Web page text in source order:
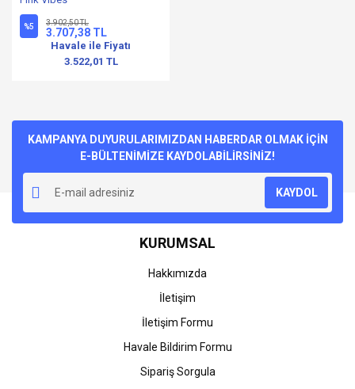
%5 3.902,50 TL
3.707,38 TL
Havale ile Fiyatı
3.522,01 TL
KAMPANYA DUYURULARIMIZDAN HABERDAR OLMAK İÇİN
E-BÜLTENİMİZE KAYDOLABİLİRSİNİZ!
KAYDOL
KURUMSAL
Hakkımızda
İletişim
İletişim Formu
Havale Bildirim Formu
Sipariş Sorgula